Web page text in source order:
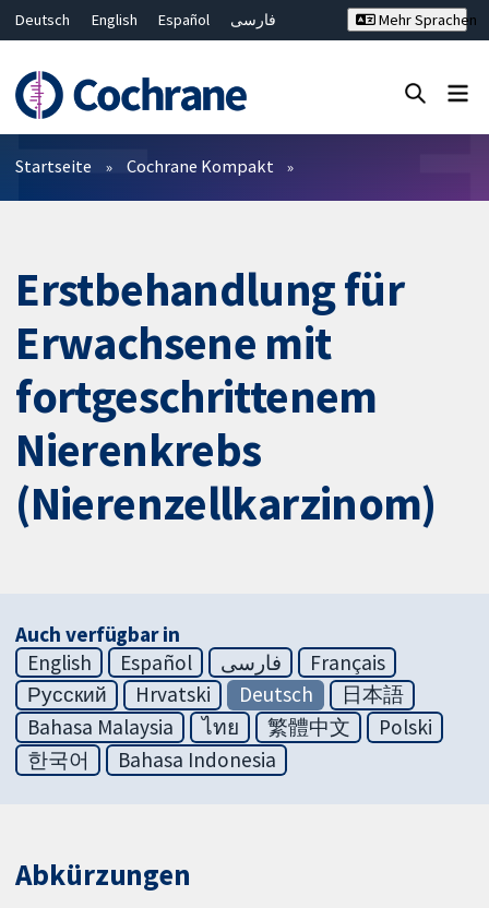
Deutsch English Español
فارسی
Bahasa Malaysia
ไทย
繁體中文
简体中文
Mehr Sprachen
Filter
Startseite Cochrane Kompakt
Erstbehandlung für
Erwachsene mit
fortgeschrittenem
Nierenkrebs
(Nierenzellkarzinom)
Auch verfügbar in
English
Español فارسی
Français
Русский
Hrvatski Deutsch
日本語
Bahasa Malaysia
ไทย 繁體中文
Polski
한국어
Bahasa Indonesia
Abkürzungen